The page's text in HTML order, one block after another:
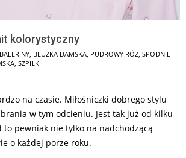
kolorystyczny
BALERINY, BLUZKA DAMSKA, PUDROWY RÓŻ, SPODNIE
, SZPILKI
na czasie. Miłośniczki dobrego stylu
w tym odcieniu. Jest tak już od kilku
to pewniak nie tylko na nadchodzącą
o każdej porze roku.